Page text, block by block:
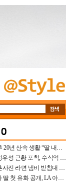
배우 최일순, 이혼 후 20년 산속 생활 “딸 내가 버렸다고 원망‥맘 아파”(특종)[어제TV]
‘혼외자→유부남’ 정우성 근황 포착, 수식억 해킹 피해 후배 만났다 “존경하는”
집 공개 유재석, 결혼사진 라면 냄비 받침대 되고 분노‥가족사진도 피해(놀뭐)[어제TV]
백윤식 손녀+정시아 딸 첫 유화 공개, LA 아트쇼→서울국제조각페스타 작가다운 수준급 실력